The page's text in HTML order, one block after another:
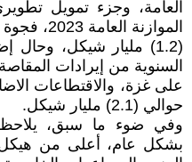
العامة، وجزء تمويل
الموازنة
(1.2) مليار شيكل، وحال
السنوية من إيرادات
على غزة، والاقتطاعات
حوالي (2.1) مليار شيكل.
وفي ضوء ما سبق، يلاحظ
بشكل عام، أعلى من هيكل